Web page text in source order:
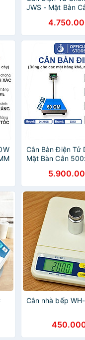
JWS - Mặt Bàn
Cân Bàn Điện Tử
Mặt Bàn Cân
Cân nhà bếp